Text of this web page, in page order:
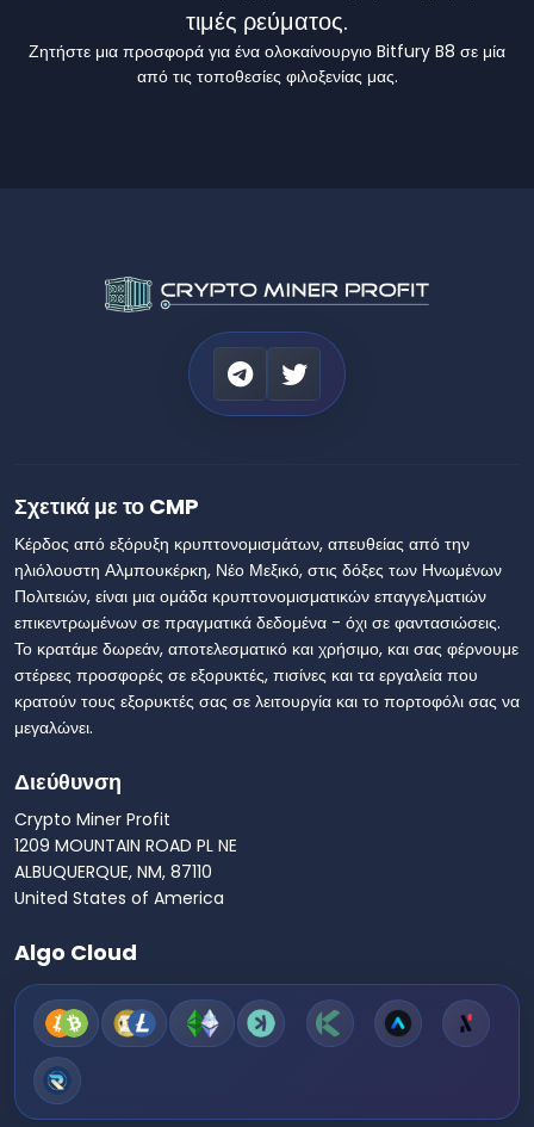
τιμές ρεύματος.
Ζητήστε μια προσφορά για ένα ολοκαίνουργιο Bitfury B8 σε μία
από τις τοποθεσίες φιλοξενίας μας.
Σχετικά με το CMP
Κέρδος από εξόρυξη κρυπτονομισμάτων, απευθείας από την
ηλιόλουστη Αλμπουκέρκη, Νέο Μεξικό, στις δόξες των Ηνωμένων
Πολιτειών, είναι μια ομάδα κρυπτονομισματικών επαγγελματιών
επικεντρωμένων σε πραγματικά δεδομένα - όχι σε φαντασιώσεις.
Το κρατάμε δωρεάν, αποτελεσματικό και χρήσιμο, και σας φέρνουμε
στέρεες προσφορές σε εξορυκτές, πισίνες και τα εργαλεία που
κρατούν τους εξορυκτές σας σε λειτουργία και το πορτοφόλι σας να
μεγαλώνει.
Διεύθυνση
Crypto Miner Profit
1209 MOUNTAIN ROAD PL NE
ALBUQUERQUE, NM, 87110
United States of America
Algo Cloud